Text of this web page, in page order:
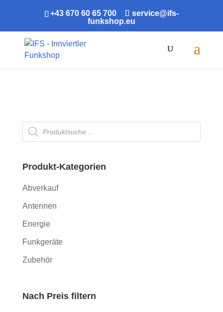
+43 670 60 65 700
service@ifs-
funkshop.eu
Shop/ Produkte verschlagwortet mit „3G“
Products
search
Produkt-Kategorien
Abverkauf
Antennen
Energie
Funkgeräte
Zubehör
Nach Preis filtern